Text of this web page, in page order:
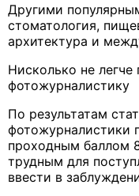
Другими
стоматология,
архитектура и
Нисколько не легче
фотожурналистику
По результатам
фотожурналистики
проходным баллом
трудным для
ввести в